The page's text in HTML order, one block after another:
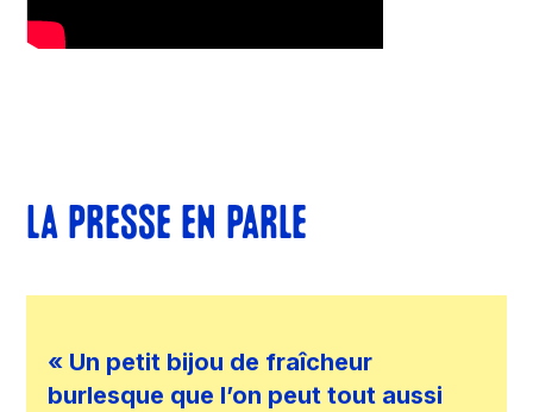
LA PRESSE EN PARLE
« Un petit bijou de fraîcheur
burlesque que l’on peut tout aussi